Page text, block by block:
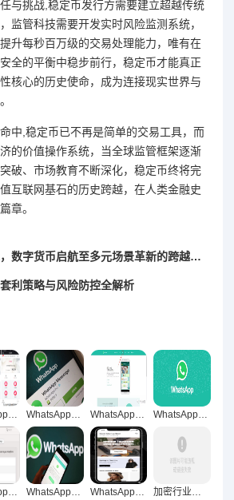
与挑战,稳定币发行方需要建立超越传统
监管科技需要开发实时风险监测系统，
升每秒百万级的交易处理能力，唯有在
全的平衡中稳步前行，稳定币才能真正
核心的历史使命，成为连接现实世界与
中,稳定币已不再是简单的交易工具，而
的价值操作系统，当全球监管框架逐渐
破、市场教育不断深化，稳定币终将完
互联网基石的历史跨越，在人类金融史
章。
上一篇：区块链技术，数字货币启航至多元场景革新的跨越之旅
利策略与风险防控全解析
WhatsApp网页版，企业低成本高效沟通的革新引擎 WhatsApp网页版赋能跨境协作 打造无界沟通新范式 WhatsApp网页版重构学习互动生态，知识传递轻松化新范式 WhatsApp网页版，跨国商务便捷沟通新引擎
WhatsApp网页版开启高清流畅视频语音交流新纪元 WhatsApp网页版，稳定可靠国际沟通新标杆 WhatsApp网页版助力跨境合作伙伴交流高效便捷 加密行业前景驱动，技术革新、市场扩容与监管协同共促增长